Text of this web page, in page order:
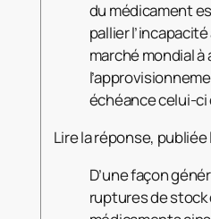
du médicament
pallier
marché mondial à
échéance celui-ci
Lire la réponse,
D’une façon
ruptures de stock